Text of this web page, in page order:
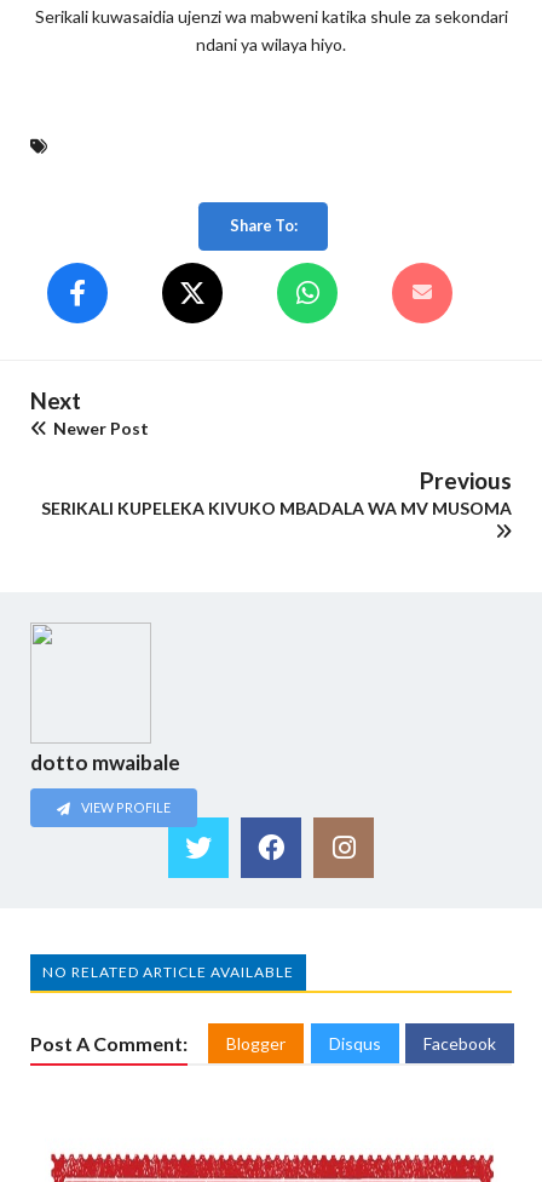
Serikali kuwasaidia ujenzi wa mabweni katika shule za sekondari
ndani ya wilaya hiyo.
Share To:
Next
Newer Post
Previous
SERIKALI KUPELEKA KIVUKO MBADALA WA MV MUSOMA
dotto mwaibale
VIEW PROFILE
NO RELATED ARTICLE AVAILABLE
Post A Comment: Blogger Disqus Facebook